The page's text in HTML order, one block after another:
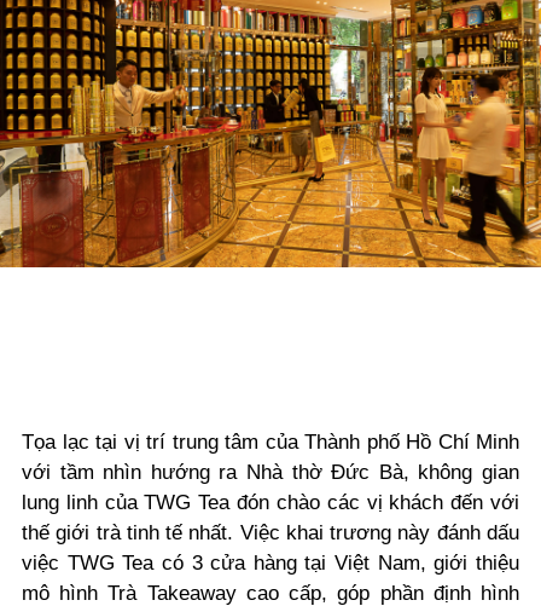
Tọa lạc tại vị trí trung tâm của Thành phố Hồ Chí Minh
với tầm nhìn hướng ra Nhà thờ Đức Bà, không gian
lung linh của TWG Tea đón chào các vị khách đến với
thế giới trà tinh tế nhất. Việc khai trương này đánh dấu
việc TWG Tea có 3 cửa hàng tại Việt Nam, giới thiệu
mô hình Trà Takeaway cao cấp, góp phần định hình